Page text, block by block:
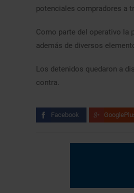
potenciales compradores a
Como parte del operativo la
además de diversos
Los detenidos quedaron a
contra.
Facebook